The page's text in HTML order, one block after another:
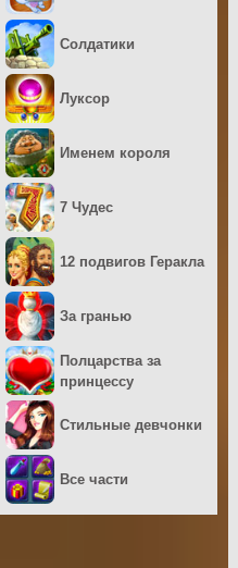
Солдатики
Луксор
Именем короля
7 Чудес
12 подвигов Геракла
За гранью
Полцарства за
принцессу
Стильные девчонки
Все части